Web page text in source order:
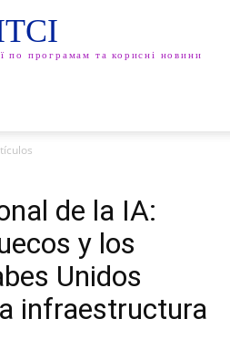
по програмам та корисні новини
de la IA:
y los
Unidos
infraestructura